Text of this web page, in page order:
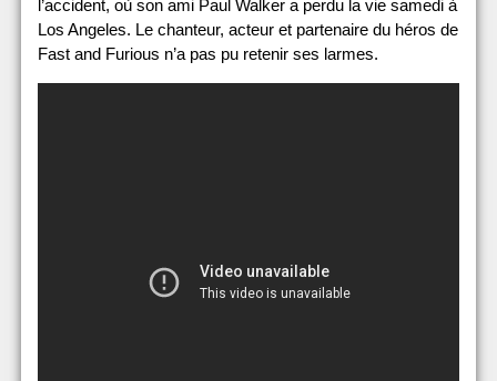
l’accident, où son ami Paul Walker a perdu la vie samedi à
Los Angeles. Le chanteur, acteur et partenaire du héros de
Fast and Furious n’a pas pu retenir ses larmes.